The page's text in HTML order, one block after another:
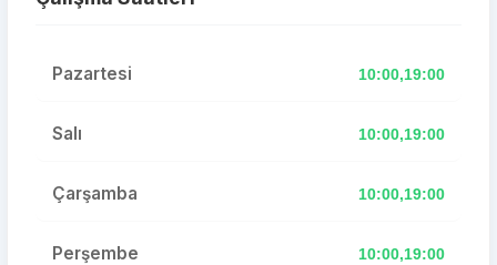
Pazartesi 10:00,19:00
Salı 10:00,19:00
Çarşamba 10:00,19:00
Perşembe 10:00,19:00